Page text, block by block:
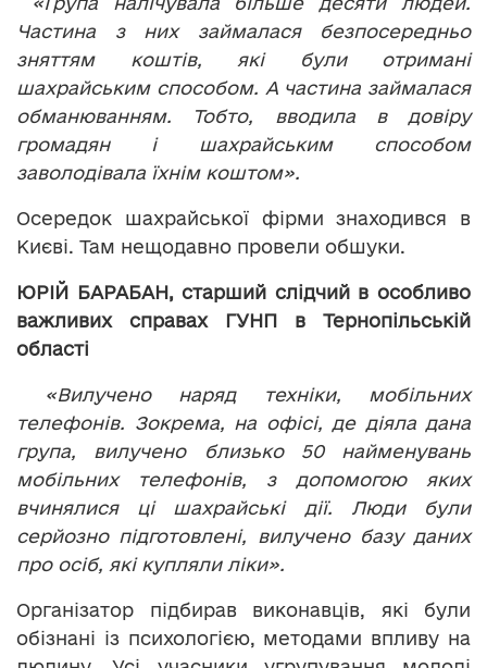
Частина з них займалася безпосередньо
зняттям коштів, які були отримані
шахрайським способом. А частина займалася
обманюванням. Тобто, вводила в довіру
громадян і шахрайським способом
заволодівала їхнім коштом».
Осередок шахрайської фірми знаходився в
Києві. Там нещодавно провели обшуки.
ЮРІЙ БАРАБАН, старший слідчий в особливо
важливих справах ГУНП в Тернопільській
області
«Вилучено наряд техніки, мобільних
телефонів. Зокрема, на офісі, де діяла дана
група, вилучено близько 50 найменувань
мобільних телефонів, з допомогою яких
вчинялися ці шахрайські дії. Люди були
серйозно підготовлені, вилучено базу даних
про осіб, які купляли ліки».
Організатор підбирав виконавців, які були
обізнані із психологією, методами впливу на